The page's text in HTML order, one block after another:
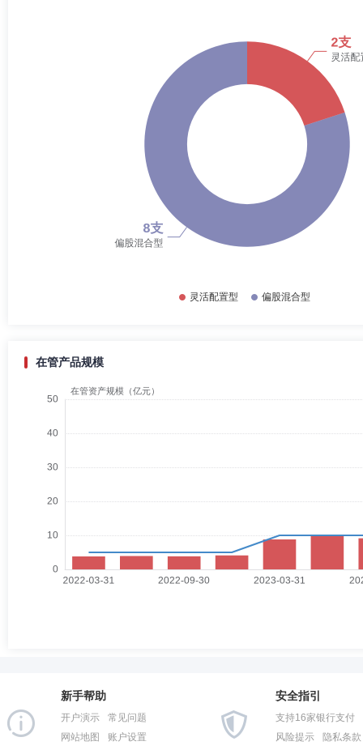
在管产品规模
新手帮助
开户演示
常见问题
网站地图
账户设置
安全指引
支持16家银行支付
风险提示
隐私条款